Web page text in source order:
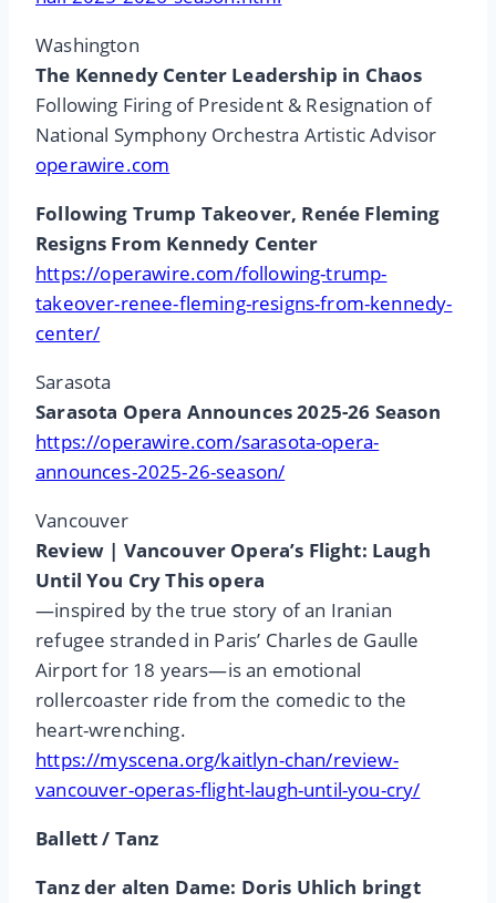
Washington
The Kennedy Center Leadership in Chaos
Following Firing of President & Resignation of
National Symphony Orchestra Artistic Advisor
operawire.com
Following Trump Takeover, Renée Fleming
Resigns From Kennedy Center
https://operawire.com/following-trump-
takeover-renee-fleming-resigns-from-kennedy-
center/
Sarasota
Sarasota Opera Announces 2025-26 Season
https://operawire.com/sarasota-opera-
announces-2025-26-season/
Vancouver
Review | Vancouver Opera’s Flight: Laugh
Until You Cry This opera
—inspired by the true story of an Iranian
refugee stranded in Paris’ Charles de Gaulle
Airport for 18 years—is an emotional
rollercoaster ride from the comedic to the
heart-wrenching.
https://myscena.org/kaitlyn-chan/review-
vancouver-operas-flight-laugh-until-you-cry/
Ballett / Tanz
Tanz der alten Dame: Doris Uhlich bringt